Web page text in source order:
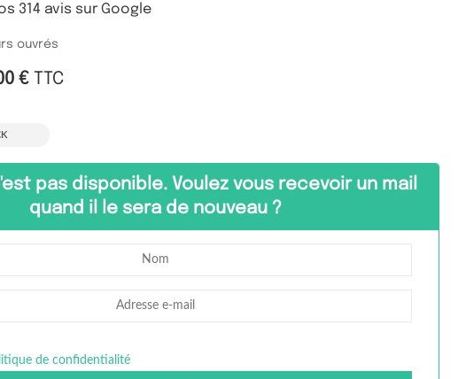
314 avis sur Google
ouvrés
€ TTC
pas disponible. Voulez vous recevoir un mail
quand il le sera de nouveau ?
de confidentialité